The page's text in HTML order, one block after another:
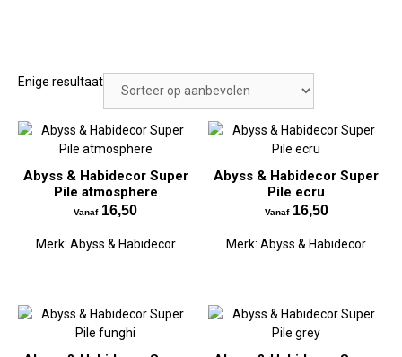
Enige resultaat
Abyss & Habidecor Super
Pile atmosphere
Vanaf16,50
Merk: Abyss & Habidecor
Abyss & Habidecor Super
Pile ecru
Vanaf16,50
Merk:Abyss & Habidecor